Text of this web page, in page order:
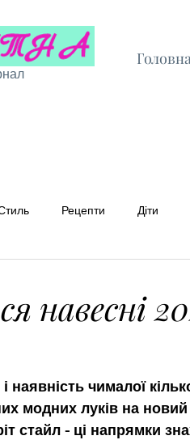
Рецепти Діти
навесні
наявність чималої
модних луків на
стайл - ці напрямки